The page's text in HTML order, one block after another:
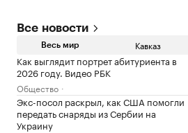
Все новости
Весь мир Кавказ
Как выглядит портрет абитуриента в
2026 году. Видео РБК
Общество
Экс-посол раскрыл, как США помогли
передать снаряды из Сербии на
Украину